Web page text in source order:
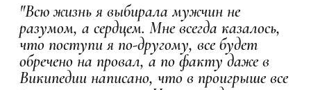
"Всю жизнь я выбирала мужчин не
разумом, а сердцем. Мне всегда казалось,
что поступи я по-другому, все будет
обречено на провал, а по факту даже в
Википедии написано, что в проигрыше все